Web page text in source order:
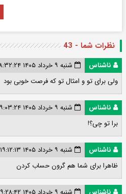
نظرات شما - 43
ناشناس
شنبه ۹ خرداد ۱۴۰۵ ۱۸:۳۲:۲۴
ولی برای تو و امثال تو که فرصت خوبی بود
ناشناس
شنبه ۹ خرداد ۱۴۰۵ ۱۹:۰۳:۲۴
برا تو چی؟!
ناشناس
شنبه ۹ خرداد ۱۴۰۵ ۱۹:۱۲:۱۳
ظاهرا برای شما هم گرون حساب کردن